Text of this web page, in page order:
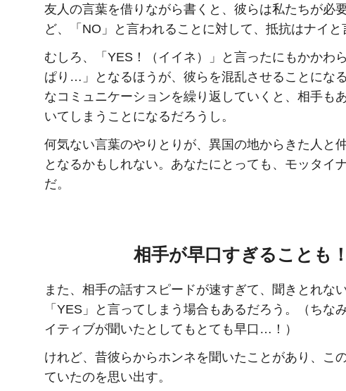
友人の言葉を借りながら書くと、彼らは私たちが必
ど、「NO」と言われることに対して、抵抗はナイと
むしろ、「YES！（イイネ）」と言ったにもかかわ
ぱり…」となるほうが、彼らを混乱させることにな
なコミュニケーションを繰り返していくと、相手も
いてしまうことになるだろうし。
何気ない言葉のやりとりが、異国の地からきた人と
となるかもしれない。あなたにとっても、モッタイ
だ。
相手が早口すぎることも
また、相手の話すスピードが速すぎて、聞きとれな
「YES」と言ってしまう場合もあるだろう。（ちな
イティブが聞いたとしてもとても早口…！）
けれど、昔彼らからホンネを聞いたことがあり、こ
ていたのを思い出す。